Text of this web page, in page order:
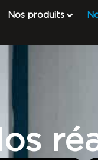
Nos produits